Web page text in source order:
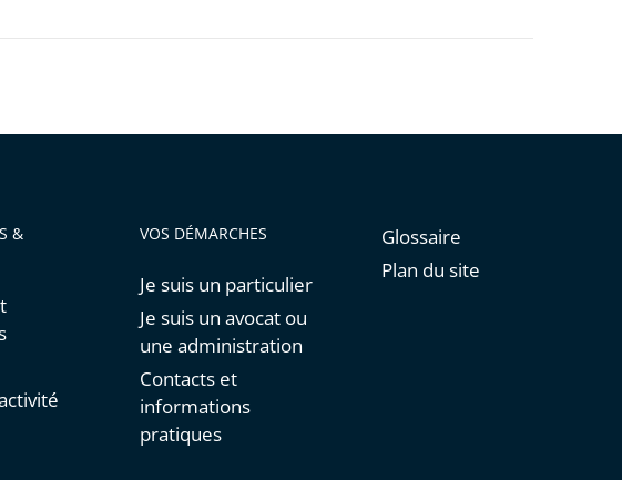
&
VOS DÉMARCHES
Je suis un particulier
Je suis un avocat ou
une administration
Contacts et
informations
pratiques
Glossaire
Plan du site